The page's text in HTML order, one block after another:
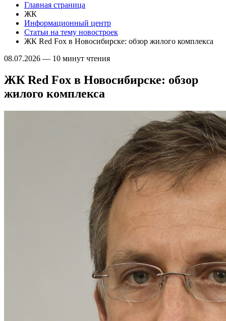
Главная страница
ЖК
Информационный центр
Статьи на тему новостроек
ЖК Red Fox в Новосибирске: обзор жилого комплекса
08.07.2026 — 10 минут чтения
ЖК Red Fox в Новосибирске: обзор
жилого комплекса